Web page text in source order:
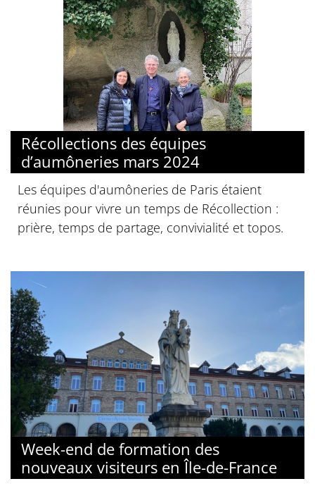
Récollections des équipes
d’aumôneries mars 2024
Les équipes d'aumôneries de Paris étaient
réunies pour vivre un temps de Récollection :
prière, temps de partage, convivialité et topos.
Week-end de formation des
nouveaux visiteurs en Île-de-France